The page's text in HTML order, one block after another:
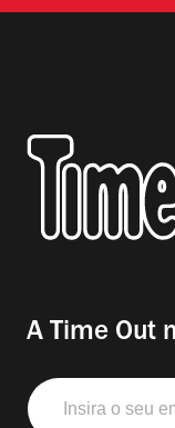
A Time Out
Insira
o